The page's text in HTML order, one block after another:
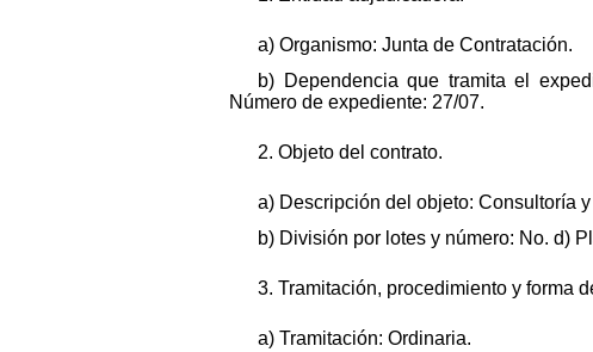
a) Organismo: Junta de Contratación.
b) Dependencia que tramita el
Número de expediente: 27/07.
2. Objeto del contrato.
a) Descripción del objeto: Consultoría
b) División por lotes y número: No. d)
3. Tramitación, procedimiento y forma
a) Tramitación: Ordinaria.